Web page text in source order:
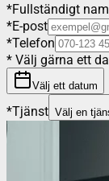
*Fullständigt
*E-post
*Telefon
* Välj gärna ett
Välj ett datum
*Tjänst Välj en